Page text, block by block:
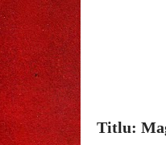
Titlu: